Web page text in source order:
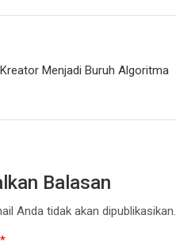
Menjadi Buruh Algoritma
Balasan
Anda tidak akan dipublikasikan.
*